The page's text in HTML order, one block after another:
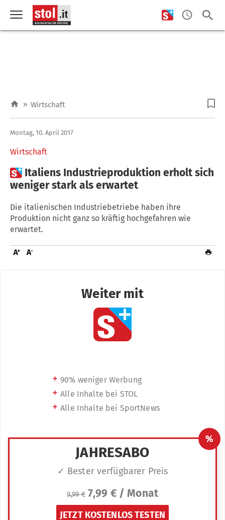
» Wirtschaft
Wirtschaft
Montag, 10. April 2017
 Italiens Industrieproduktion erholt sich
weniger stark als erwartet
Die italienischen Industriebetriebe haben ihre
Produktion nicht ganz so kräftig hochgefahren wie
erwartet.